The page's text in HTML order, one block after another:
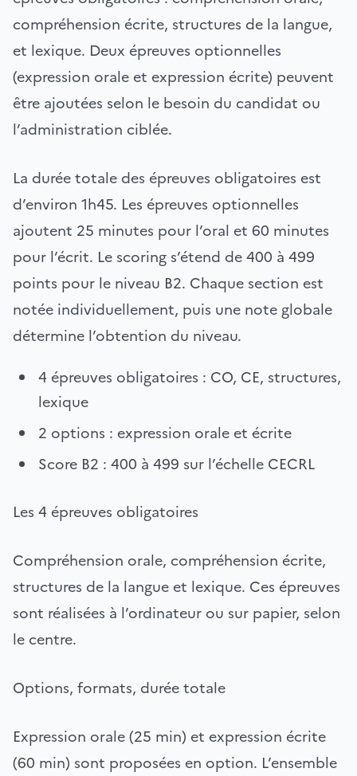
compréhension écrite, structures de la langue,
et lexique. Deux épreuves optionnelles
(expression orale et expression écrite) peuvent
être ajoutées selon le besoin du candidat ou
l’administration ciblée.
La durée totale des épreuves obligatoires est
d’environ 1h45. Les épreuves optionnelles
ajoutent 25 minutes pour l’oral et 60 minutes
pour l’écrit. Le scoring s’étend de 400 à 499
points pour le niveau B2. Chaque section est
notée individuellement, puis une note globale
détermine l’obtention du niveau.
4 épreuves obligatoires : CO, CE, structures,
lexique
2 options : expression orale et écrite
Score B2 : 400 à 499 sur l’échelle CECRL
Les 4 épreuves obligatoires
Compréhension orale, compréhension écrite,
structures de la langue et lexique. Ces épreuves
sont réalisées à l’ordinateur ou sur papier, selon
le centre.
Options, formats, durée totale
Expression orale (25 min) et expression écrite
(60 min) sont proposées en option. L’ensemble